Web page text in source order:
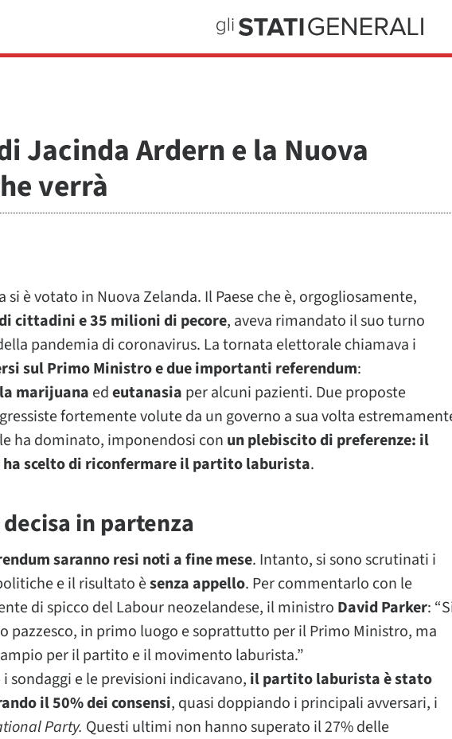
Jacinda Ardern e la Nuova
verrà
si è votato in Nuova Zelanda. Il Paese che è, orgogliosamente,
cittadini e 35 milioni di pecore, aveva rimandato il suo turno
pandemia di coronavirus. La tornata elettorale chiamava i
sul Primo Ministro e due importanti referendum:
marijuana edeutanasia per alcuni pazienti. Due proposte
fortemente volute da un governo a sua volta
ha dominato, imponendosi con un plebiscito di preferenze: il
scelto di riconfermare il partito laburista.
in partenza
saranno resi noti a fine mese. Intanto, si sono scrutinati i
e il risultato èsenza appello. Per commentarlo con le
di spicco del Labour neozelandese, il ministro David Parker:
pazzesco, in primo luogo e soprattutto per il Primo Ministro, ma
per il partito e il movimento laburista.”
sondaggi e le previsioni indicavano, il partito laburista è stato
il 50% dei consensi, quasi doppiando i principali avversari, i
Party. Questi ultimi non hanno superato il 27% delle